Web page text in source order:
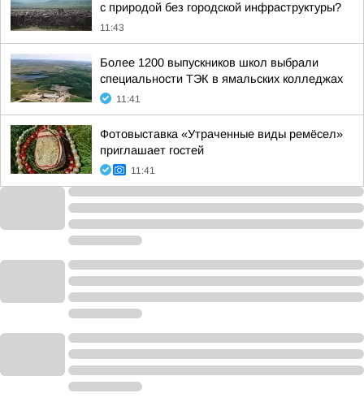
с природой без городской инфраструктуры?
11:43
Более 1200 выпускников школ выбрали
специальности ТЭК в ямальских колледжах
11:41
Фотовыставка «Утраченные виды ремёсел»
приглашает гостей
11:41